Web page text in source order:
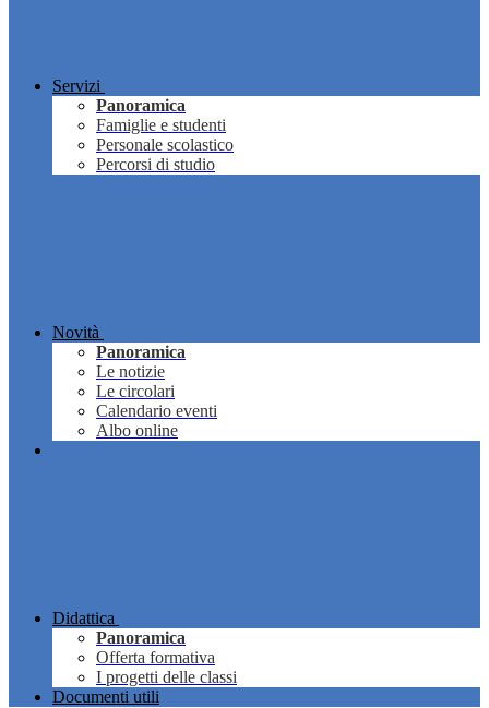
Servizi
Panoramica
Famiglie e studenti
Personale scolastico
Percorsi di studio
Novità
Panoramica
Le notizie
Le circolari
Calendario eventi
Albo online
Didattica
Panoramica
Offerta formativa
I progetti delle classi
Documenti utili